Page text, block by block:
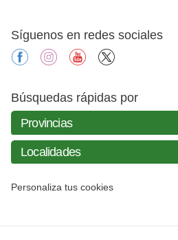
Síguenos en redes sociales
facebookinstagramyoutube
Búsquedas rápidas por
Personaliza tus cookies